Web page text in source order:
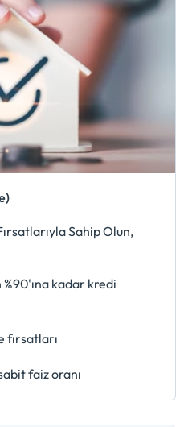
Sahip Olun,
kadar kredi
fırsatları
faiz oranı